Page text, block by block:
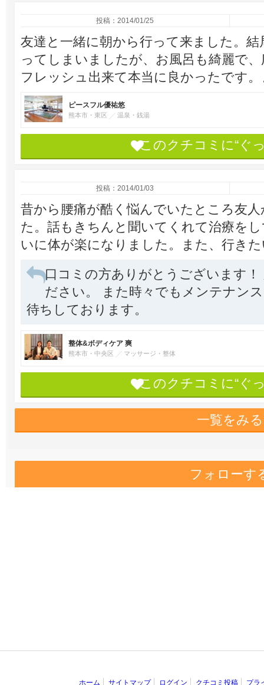
投稿：2014/01/25
友達と一緒に朝から行って来ました。
ってしまいましたが、お風呂も綺麗で
フレッシュ出来て本当に良かったです
ピースフル優祐悠
熊本市・東区 温泉・銭湯
このクチコミに“ぐ
投稿：2014/01/03
昔から腰痛が酷く悩んでいたところ友
た。話もきちんと聞いてくれて治療を
いに体が楽になりました。また、行き
口コミの方ありがとうございます
ださい。 また時々でもメンテナン
待ちしております。
整体&ボディケア 爽
熊本市・中央区 マッサージ・整体
このクチコミに“ぐ
一覧をみる
フォローす
ホーム サイトマップ ログイン クチコミ投稿 プラ